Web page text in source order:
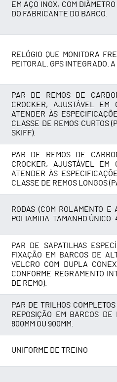
EM AÇO INOX, COM
DO FABRICANTE DO BARCO.
RELÓGIO QUE MONITORA
PEITORAL. GPS INTEGRADO.
PAR DE REMOS DE
CROCKER, AJUSTÁVEL EM
ATENDER ÀS
CLASSE DE REMOS CURTOS
SKIFF).
PAR DE REMOS DE
CROCKER, AJUSTÁVEL EM
ATENDER ÀS
CLASSE DE REMOS LONGOS
RODAS (COM ROLAMENTO E
POLIAMIDA. TAMANHO ÚNICO:
PAR DE SAPATILHAS
FIXAÇÃO EM BARCOS DE
VELCRO COM DUPLA
CONFORME REGRAMENTO
DE REMO).
PAR DE TRILHOS
REPOSIÇÃO EM BARCOS
800MM OU 900MM.
UNIFORME DE TREINO